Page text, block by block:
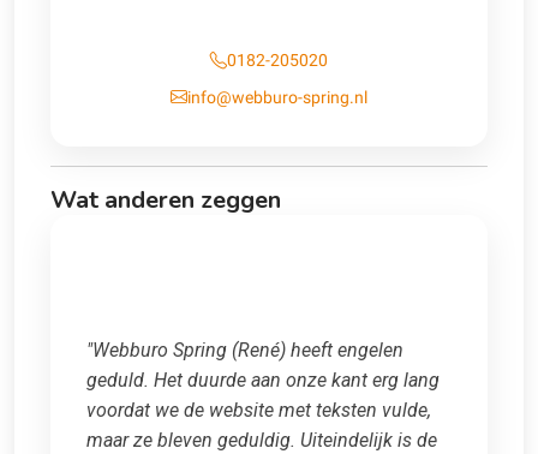
0182-205020
info@webburo-spring.nl
Wat anderen zeggen
"Webburo Spring (René) heeft engelen
geduld. Het duurde aan onze kant erg lang
voordat we de website met teksten vulde,
maar ze bleven geduldig. Uiteindelijk is de